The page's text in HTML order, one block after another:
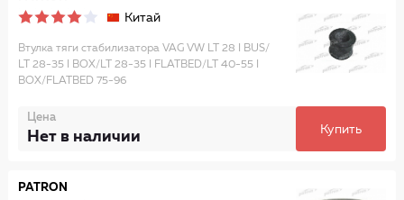
Китай
Втулка тяги стабилизатора VAG VW LT 28 I BUS/
LT 28-35 I BOX/LT 28-35 I FLATBED/LT 40-55 I
BOX/FLATBED 75-96
Цена
Нет в наличии Купить
PATRON